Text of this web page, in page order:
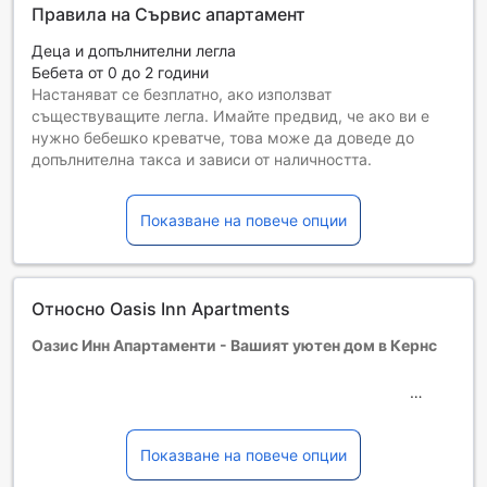
Правила на Сървис апартамент
Деца и допълнителни легла
Бебета от 0 до 2 години
Настаняват се безплатно, ако използват
съществуващите легла. Имайте предвид, че ако ви е
нужно бебешко креватче, това може да доведе до
допълнителна такса и зависи от наличността.
Необходимо е да използват съществуващите легла
Гостите, навършили {0} години, се считат за възрастни
Възможността за допълнителни легла зависи от
избрания тип стая. За повече информация вижте
При резервиране на повече от 5 стаи е възможно да се
Показване на повече опции
Относно Oasis Inn Apartments
Оазис Инн Апартаменти - Вашият уютен дом в Кeрнс
хотел, разположен в сърцето на живописния Кeрнс,
Австралия. Със своето стратегическо местоположение
само на 2 километра от централната част на града,
Показване на повече опции